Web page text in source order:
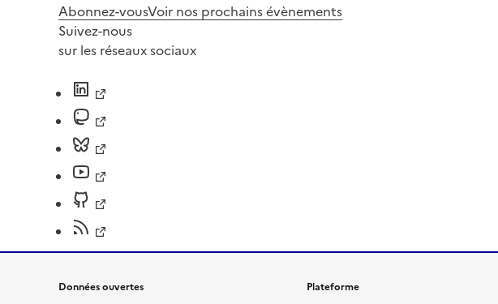
Abonnez-vousVoir nos prochains évènements
Suivez-nous
sur les réseaux sociaux
Données ouvertes
Plateforme